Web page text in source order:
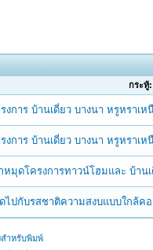
กระทู้:
งการ บ้านเดี่ยว บางนา หรูหรา
งการ บ้านเดี่ยว บางนา หรูหรา
มุดโครงการทาวน์โฮมและ บ้าน
ดไปกับรสชาติความสงบแบบใกล้ค
ำหรับพิมพ์